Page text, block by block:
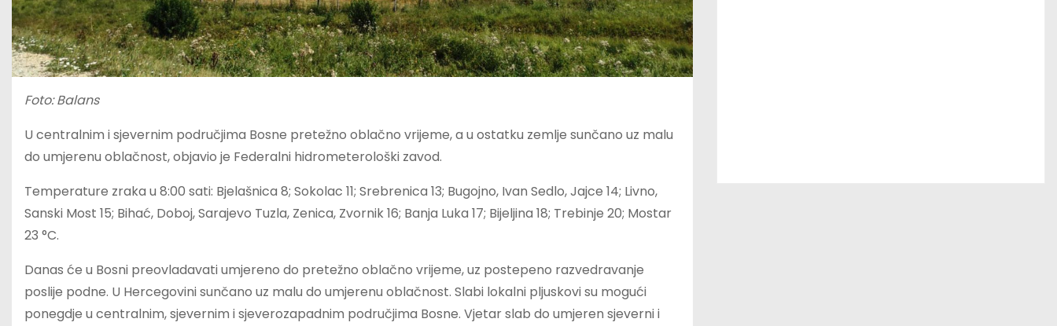
Foto: Balans
U centralnim i sjevernim područjima Bosne pretežno oblačno vrijeme, a u ostatku zemlje sunčano uz malu
do umjerenu oblačnost, objavio je Federalni hidrometerološki zavod.
Temperature zraka u 8:00 sati: Bjelašnica 8; Sokolac 11; Srebrenica 13; Bugojno, Ivan Sedlo, Jajce 14; Livno,
Sanski Most 15; Bihać, Doboj, Sarajevo Tuzla, Zenica, Zvornik 16; Banja Luka 17; Bijeljina 18; Trebinje 20; Mostar
23 °C.
Danas će u Bosni preovladavati umjereno do pretežno oblačno vrijeme, uz postepeno razvedravanje
poslije podne. U Hercegovini sunčano uz malu do umjerenu oblačnost. Slabi lokalni pljuskovi su mogući
ponegdje u centralnim, sjevernim i sjeverozapadnim područjima Bosne. Vjetar slab do umjeren sjeverni i